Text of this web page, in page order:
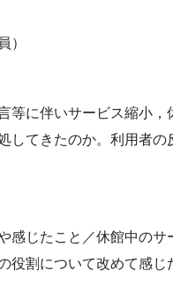
）
に伴いサービス縮小
てきたのか。利用者
じたこと／休館中の
割について改めて感